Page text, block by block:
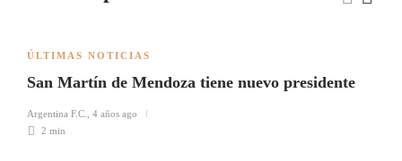
ÚLTIMAS NOTICIAS
San Martín de Mendoza tiene nuevo presidente
Argentina F.C.
4 años ago
2 min